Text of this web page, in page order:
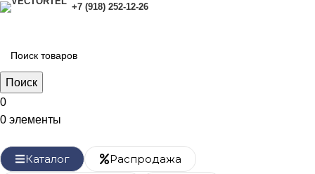
+7 (918) 252-12-26
Поиск
0
0 элементы
Каталог
Распродажа